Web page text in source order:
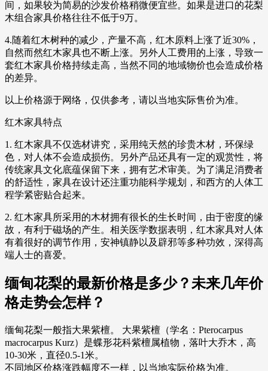
间，如果较为简易的沙发价格稍微便宜些。如果是进口的花梨
木组合家具价格往往不低于9万。
4.随着红木树种的减少，产量不高，红木原料上涨了近30%，
自然而然红木家具也不断上涨。另外人工费用的上涨，导致一
套红木家具价格持续走高，当然不同的地域物价也会造成价格
的差异。
以上价格源于网络，仅供参考，请以当地实际售价为准。
红木家具特点
1. 红木家具不仅选材讲究，采用纯天然的珍贵木材，环保绿
色，对人体不会造成损伤。另外产品还具有一定的观赏性，将
传统家具文化底蕴保留下来，拥有艺术审美。为了满足消费者
的舒适性，家具在设计还注重功能科学规划，和西方的人体工
程学紧密贴合起来。
2. 红木家具所采用的木材拥有很长的生长时间，由于密度的缘
故，有利于磁场的产生。相关医学数据表明，红木家具对人体
有着很好的调节作用，安神镇静以及辟邪等多种功效，深得高
端人士的喜爱。
缅甸花梨的最新价格是多少？未来几年价
格走势会怎样？
缅甸花梨一般指大果紫檀。 大果紫檀（学名：Pterocarpus
macrocarpus Kurz）是蝶形花科紫檀属植物，落叶大乔木，高
10-30米，直径0.5-1米。
不同地区价格涨跌幅度不一样，以当地实际价格为准。